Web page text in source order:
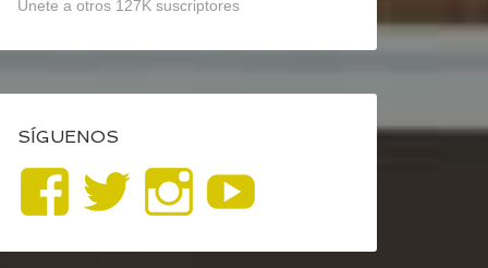
Únete a otros 127K suscriptores
SÍGUENOS
Ver
perfil
Ver
perfil
Ver
perfil